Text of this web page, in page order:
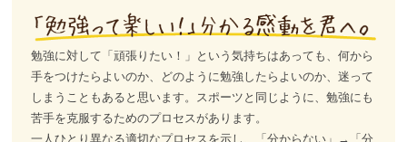
勉強に対して「頑張りたい！」という気持ちはあっても、何から
手をつけたらよいのか、どのように勉強したらよいのか、迷って
しまうこともあると思います。スポーツと同じように、勉強にも
苦手を克服するためのプロセスがあります。
一人ひとり異なる適切なプロセスを示し、「分からない」→「分